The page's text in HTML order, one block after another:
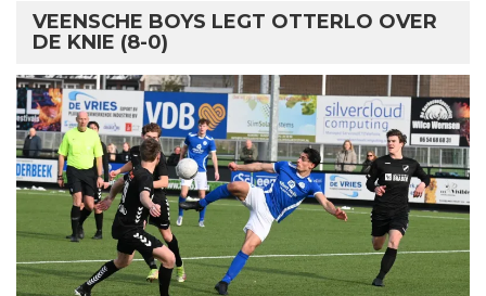
VEENSCHE BOYS LEGT OTTERLO OVER
DE KNIE (8-0)